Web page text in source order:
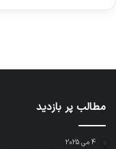
مطالب پر بازدید
4 می 2025